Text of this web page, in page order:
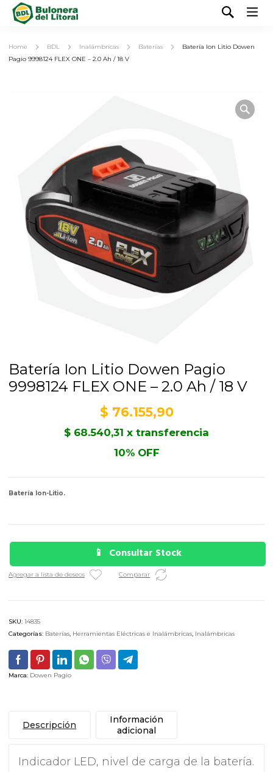
Home BDL Inalámbricas Baterías
Batería Ion Litio Dowen
Pagio 9998124 FLEX ONE – 2.0 Ah / 18 V
Batería Ion Litio Dowen Pagio
9998124 FLEX ONE – 2.0 Ah / 18 V
$ 76.155,90
$ 68.540,31 x transferencia
10% OFF
Batería Ion-Litio.
Consultar Stock
Agregar a lista de deseos Comparar
SKU: 14835
Categorías: Baterías, Herramientas Eléctricas e Inalámbricas, Inalámbricas
Marca: Dowen Pagio
Descripción
Información
adicional
Indicador LED, nivel de carga de la batería.